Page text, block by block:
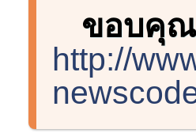
ขอบคุ
http://